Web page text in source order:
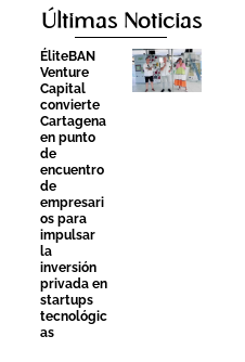
Últimas Noticias
ÉliteBAN
Venture
Capital
convierte
Cartagena
en punto
de
encuentro
de
empresari
os para
impulsar
la
inversión
privada en
startups
tecnológic
as